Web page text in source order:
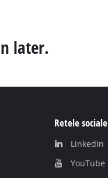
later.
Retele sociale
LinkedIn
YouТube